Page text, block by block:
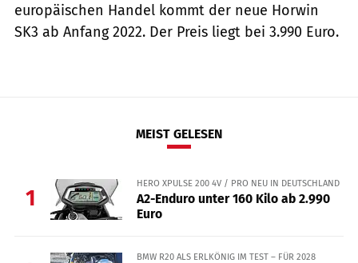
europäischen Handel kommt der neue Horwin
SK3 ab Anfang 2022. Der Preis liegt bei 3.990 Euro.
MEIST GELESEN
1
HERO XPULSE 200 4V / PRO NEU IN DEUTSCHLAND
A2-Enduro unter 160 Kilo ab 2.990
Euro
BMW R20 ALS ERLKÖNIG IM TEST – FÜR 2028